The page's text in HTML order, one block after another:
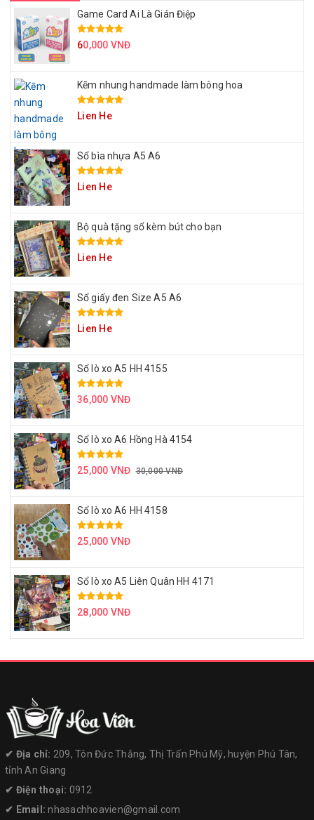
Game Card Ai Là Gián Điệp
60,000 VNĐ
Kẽm nhung handmade làm bông hoa
Lien He
Sổ bìa nhựa A5 A6
Lien He
Bộ quà tặng sổ kèm bút cho bạn
Lien He
Sổ giấy đen Size A5 A6
Lien He
Sổ lò xo A5 HH 4155
36,000 VNĐ
Sổ lò xo A6 Hồng Hà 4154
25,000 VNĐ 30,000 VNĐ
Sổ lò xo A6 HH 4158
25,000 VNĐ
Sổ lò xo A5 Liên Quân HH 4171
28,000 VNĐ
✔︎ Địa chỉ: 209, Tôn Đức Thắng, Thị Trấn Phú Mỹ, huyện Phú Tân,
tỉnh An Giang
✔︎ Điện thoại: 0912
✔︎ Email:nhasachhoavien@gmail.com